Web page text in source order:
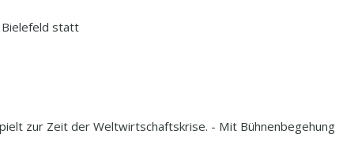
statt
zur Zeit der Weltwirtschaftskrise. - Mit Bühnenbegehung